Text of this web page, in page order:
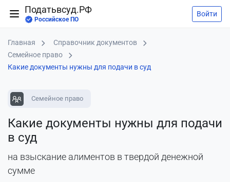
Податьвсуд.РФ
Российское ПО
Войти
Главная
Справочник документов
Семейное право
Какие документы нужны для подачи в суд
Семейное право
Какие документы нужны для подачи
в суд
на взыскание алиментов в твердой денежной
сумме